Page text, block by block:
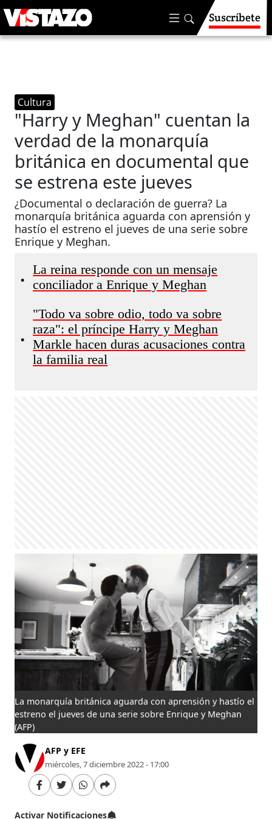
Suscríbete
Cultura
"Harry y Meghan" cuentan la
verdad de la monarquía
británica en documental que
se estrena este jueves
¿Documental o declaración de guerra? La
monarquía británica aguarda con aprensión y
hastío el estreno el jueves de una serie sobre
Enrique y Meghan.
•
La reina responde con un mensaje
conciliador a Enrique y Meghan
•
"Todo va sobre odio, todo va sobre
raza": el príncipe Harry y Meghan
Markle hacen duras acusaciones contra
la familia real
La monarquía británica aguarda con aprensión y hastío el
estreno el jueves de una serie sobre Enrique y Meghan
(AFP)
AFP y EFE
miércoles, 7 diciembre 2022 - 17:00
Activar Notificaciones